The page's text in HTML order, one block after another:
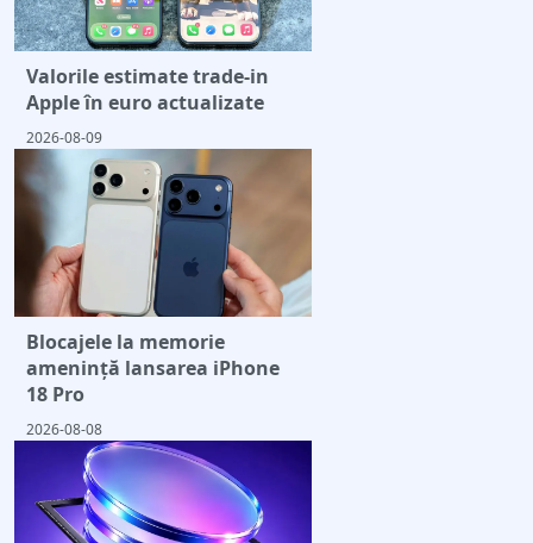
Valorile estimate trade-in
Apple în euro actualizate
2026-08-09
Blocajele la memorie
amenință lansarea iPhone
18 Pro
2026-08-08